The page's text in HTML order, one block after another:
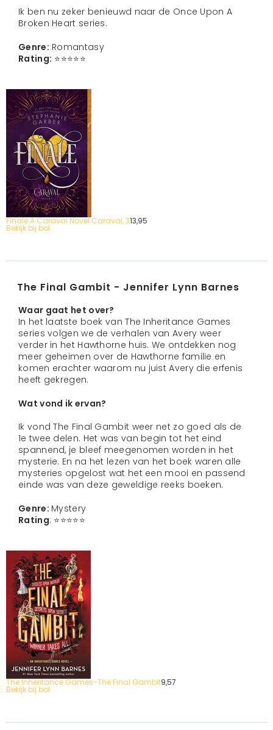
Ik ben nu zeker benieuwd naar de Once Upon A
Broken Heart series.
Genre: Romantasy
Rating: ⭐️⭐️⭐️⭐️⭐️
Finale A Caraval Novel Caraval, 313,95
Bekijk bij bol
The Final Gambit - Jennifer Lynn Barnes
Waar gaat het over?
In het laatste boek van The Inheritance Games
series volgen we de verhalen van Avery weer
verder in het Hawthorne huis. We ontdekken nog
meer geheimen over de Hawthorne familie en
komen erachter waarom nu juist Avery die erfenis
heeft gekregen.
Wat vond ik ervan?
Ik vond The Final Gambit weer net zo goed als de
1e twee delen. Het was van begin tot het eind
spannend, je bleef meegenomen worden in het
mysterie. En na het lezen van het boek waren alle
mysteries opgelost wat het een mooi en passend
einde was van deze geweldige reeks boeken.
Genre: Mystery
Rating: ⭐️⭐️⭐️⭐️⭐️
The Inheritance Games-The Final Gambit9,57
Bekijk bij bol